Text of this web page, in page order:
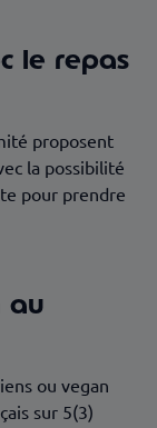
le repas
proposent
la possibilité
pour prendre
au
ou vegan
sur 5(3)